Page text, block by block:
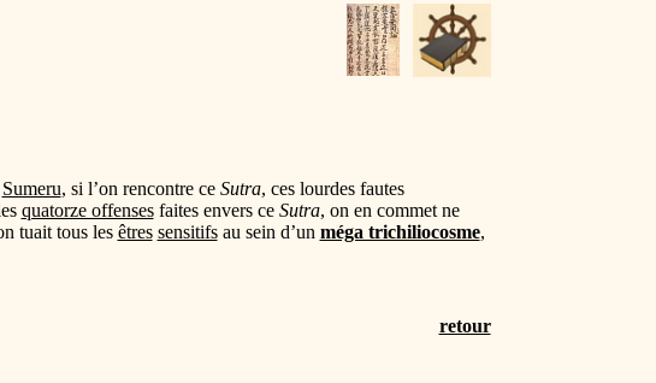
Sumeru, si l’on rencontre ce Sutra, ces lourdes fautes
quatorze offensesfaites envers ce Sutra, on en commet ne
tuait tous les êtres sensitifsau sein d’un méga trichiliocosme,
retour